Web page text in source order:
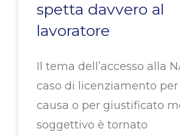
spetta davvero al
lavoratore
Il tema dell’accesso alla
caso di licenziamento
causa o per giustificato
soggettivo è tornato